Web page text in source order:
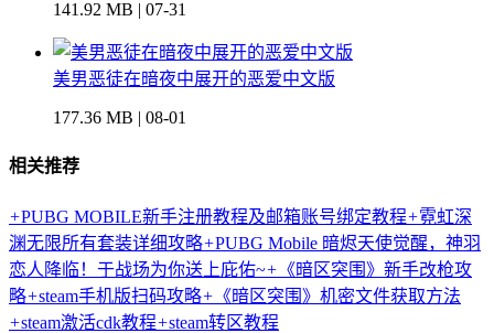
141.92 MB | 07-31
美男恶徒在暗夜中展开的恶爱中文版
177.36 MB | 08-01
相关推荐
+PUBG MOBILE新手注册教程及邮箱账号绑定教程+霓虹深
渊无限所有套装详细攻略+PUBG Mobile 暗烬天使觉醒，神羽
恋人降临！于战场为你送上庇佑~+ 《暗区突围》新手改枪攻
略+steam手机版扫码攻略+ 《暗区突围》机密文件获取方法
+steam激活cdk教程+steam转区教程